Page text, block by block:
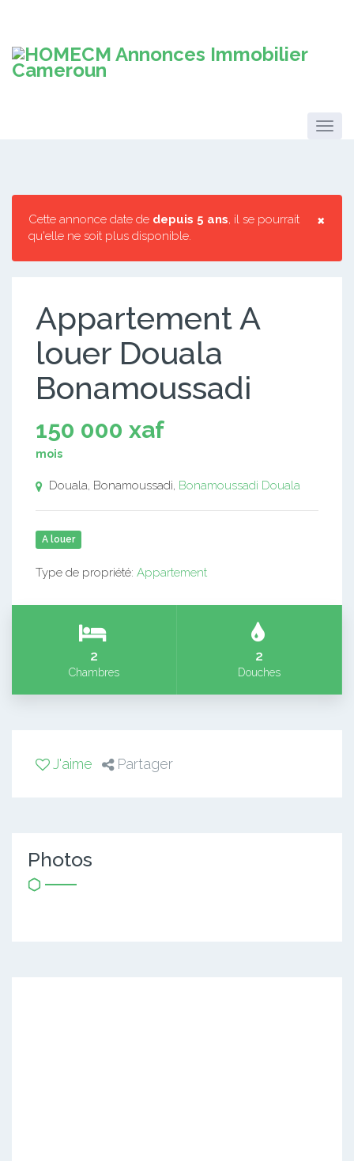
×
Cette annonce date de depuis 5 ans, il se pourrait
qu'elle ne soit plus disponible.
Appartement A
louer Douala
Bonamoussadi
150 000 xaf
mois
Douala, Bonamoussadi, Bonamoussadi Douala
A louer
Type de propriété: Appartement
2
Chambres
2
Douches
J'aime Partager
Photos